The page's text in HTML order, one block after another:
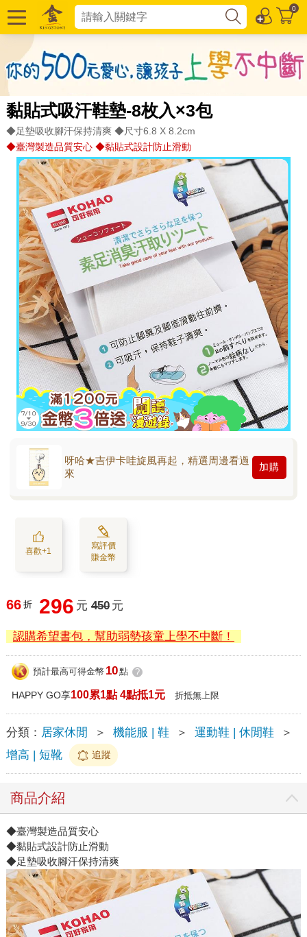
0
黏貼式吸汗鞋墊-8枚入×3包
◆足墊吸收腳汗保持清爽 ◆尺寸6.8 X 8.2cm
◆臺灣製造品質安心 ◆黏貼式設計防止滑動
呀哈★吉伊卡哇旋風再起，精選周邊看過
來
加購
喜歡+1
寫評價
賺金幣
66 折 296 元 450 元
認購希望書包，幫助弱勢孩童上學不中斷！
預計最高可得金幣 10點 ?
HAPPY GO享100累1點 4點抵1元 折抵無上限
分類： 居家休閒 ＞ 機能服 | 鞋 ＞ 運動鞋 | 休閒鞋
＞
增高 | 短靴
追蹤
商品介紹
◆臺灣製造品質安心
◆黏貼式設計防止滑動
◆足墊吸收腳汗保持清爽